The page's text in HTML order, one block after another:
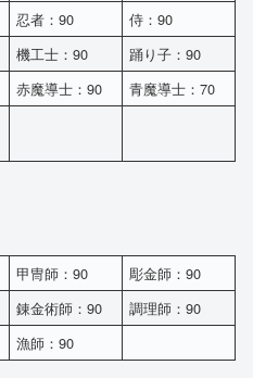
忍者：90
侍：90
機工士：90
踊り子：90
赤魔導士：90
青魔導士：70
甲冑師：90
彫金師：90
錬金術師：90
調理師：90
漁師：90